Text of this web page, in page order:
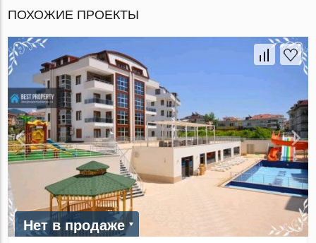
ПОХОЖИЕ ПРОЕКТЫ
Нет в продаже